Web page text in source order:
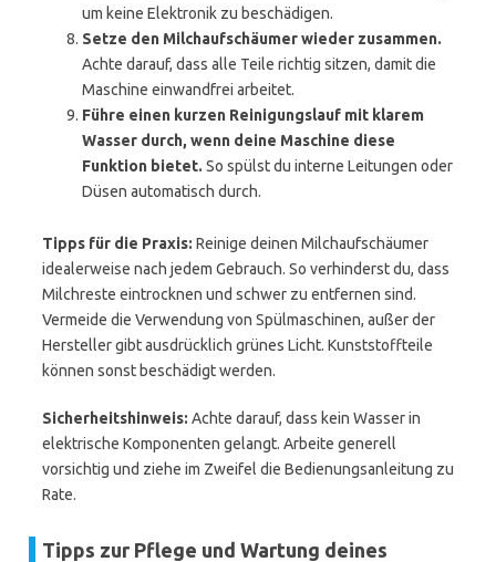
um keine Elektronik zu beschädigen.
Setze den Milchaufschäumer wieder zusammen.
Achte darauf, dass alle Teile richtig sitzen, damit die
Maschine einwandfrei arbeitet.
Führe einen kurzen Reinigungslauf mit klarem
Wasser durch, wenn deine Maschine diese
Funktion bietet. So spülst du interne Leitungen oder
Düsen automatisch durch.
Tipps für die Praxis: Reinige deinen Milchaufschäumer
idealerweise nach jedem Gebrauch. So verhinderst du, dass
Milchreste eintrocknen und schwer zu entfernen sind.
Vermeide die Verwendung von Spülmaschinen, außer der
Hersteller gibt ausdrücklich grünes Licht. Kunststoffteile
können sonst beschädigt werden.
Sicherheitshinweis: Achte darauf, dass kein Wasser in
elektrische Komponenten gelangt. Arbeite generell
vorsichtig und ziehe im Zweifel die Bedienungsanleitung zu
Rate.
Tipps zur Pflege und Wartung deines